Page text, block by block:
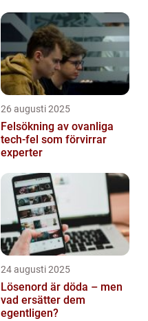
26 augusti 2025
Felsökning av ovanliga
tech‑fel som förvirrar
experter
24 augusti 2025
Lösenord är döda – men
vad ersätter dem
egentligen?